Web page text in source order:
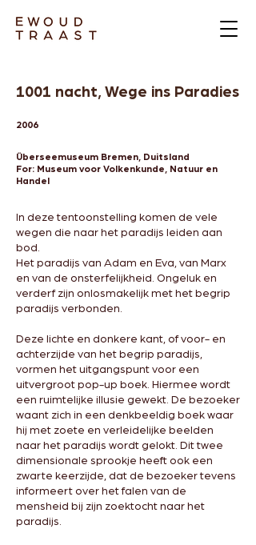
1001 nacht, Wege ins Paradies
2006
Überseemuseum Bremen, Duitsland
For: Museum voor Volkenkunde, Natuur en
Handel
In deze tentoonstelling komen de vele
wegen die naar het paradijs leiden aan
bod.
Het paradijs van Adam en Eva, van Marx
en van de onsterfelijkheid. Ongeluk en
verderf zijn onlosmakelijk met het begrip
paradijs verbonden.
Deze lichte en donkere kant, of voor- en
achterzijde van het begrip paradijs,
vormen het uitgangspunt voor een
uitvergroot pop-up boek. Hiermee wordt
een ruimtelijke illusie gewekt. De bezoeker
waant zich in een denkbeeldig boek waar
hij met zoete en verleidelijke beelden
naar het paradijs wordt gelokt. Dit twee
dimensionale sprookje heeft ook een
zwarte keerzijde, dat de bezoeker tevens
informeert over het falen van de
mensheid bij zijn zoektocht naar het
paradijs.